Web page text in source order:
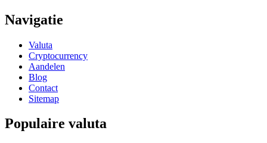
Navigatie
Valuta
Cryptocurrency
Aandelen
Blog
Contact
Sitemap
Populaire valuta